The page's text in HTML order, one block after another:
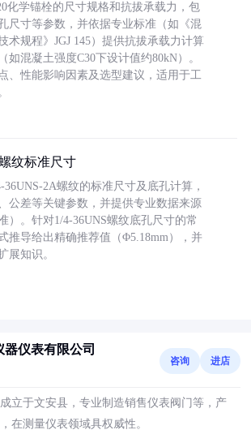
化学锚栓的尺寸规格和抗拔承载力，包
尺寸等参数，并依据专业标准（如《混
术规程》JGJ 145）提供抗拔承载力计算
如混凝土强度C30下设计值约80kN）。
、性能影响因素及选型建议，适用于工
纹标准尺寸
2A螺纹的标准尺寸及底孔计算，
公差等关键参数，并提供专业数据来源
）。针对1/4-36UNS螺纹底孔尺寸的常
推导给出精确推荐值（Φ5.18mm），并
展知识。
仪表有限公司
咨询 进店
立于文安县，专业制造销售仪表阀门等，产
在测量仪表领域具权威性。